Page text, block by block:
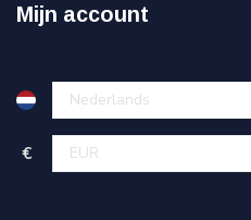
Mijn account
€